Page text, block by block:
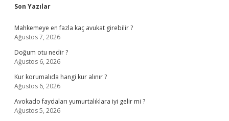
Sidebar
Son Yazılar
Mahkemeye en fazla kaç avukat girebilir ?
Ağustos 7, 2026
Doğum otu nedir ?
Ağustos 6, 2026
Kur korumalıda hangi kur alınır ?
Ağustos 6, 2026
Avokado faydaları yumurtalıklara iyi gelir mi ?
Ağustos 5, 2026